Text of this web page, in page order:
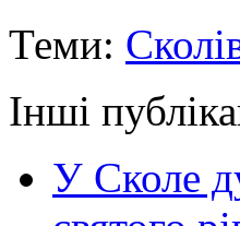
Теми:
Інші
У Сколе